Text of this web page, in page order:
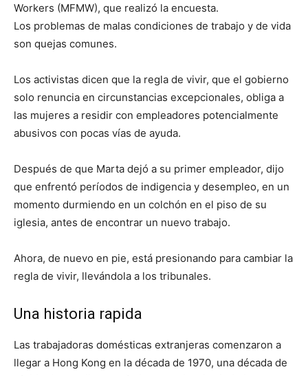
Workers (MFMW), que realizó la encuesta.
Los problemas de malas condiciones de trabajo y de vida
son quejas comunes.
Los activistas dicen que la regla de vivir, que el gobierno
solo renuncia en circunstancias excepcionales, obliga a
las mujeres a residir con empleadores potencialmente
abusivos con pocas vías de ayuda.
Después de que Marta dejó a su primer empleador, dijo
que enfrentó períodos de indigencia y desempleo, en un
momento durmiendo en un colchón en el piso de su
iglesia, antes de encontrar un nuevo trabajo.
Ahora, de nuevo en pie, está presionando para cambiar la
regla de vivir, llevándola a los tribunales.
Una historia rapida
Las trabajadoras domésticas extranjeras comenzaron a
llegar a Hong Kong en la década de 1970, una década de